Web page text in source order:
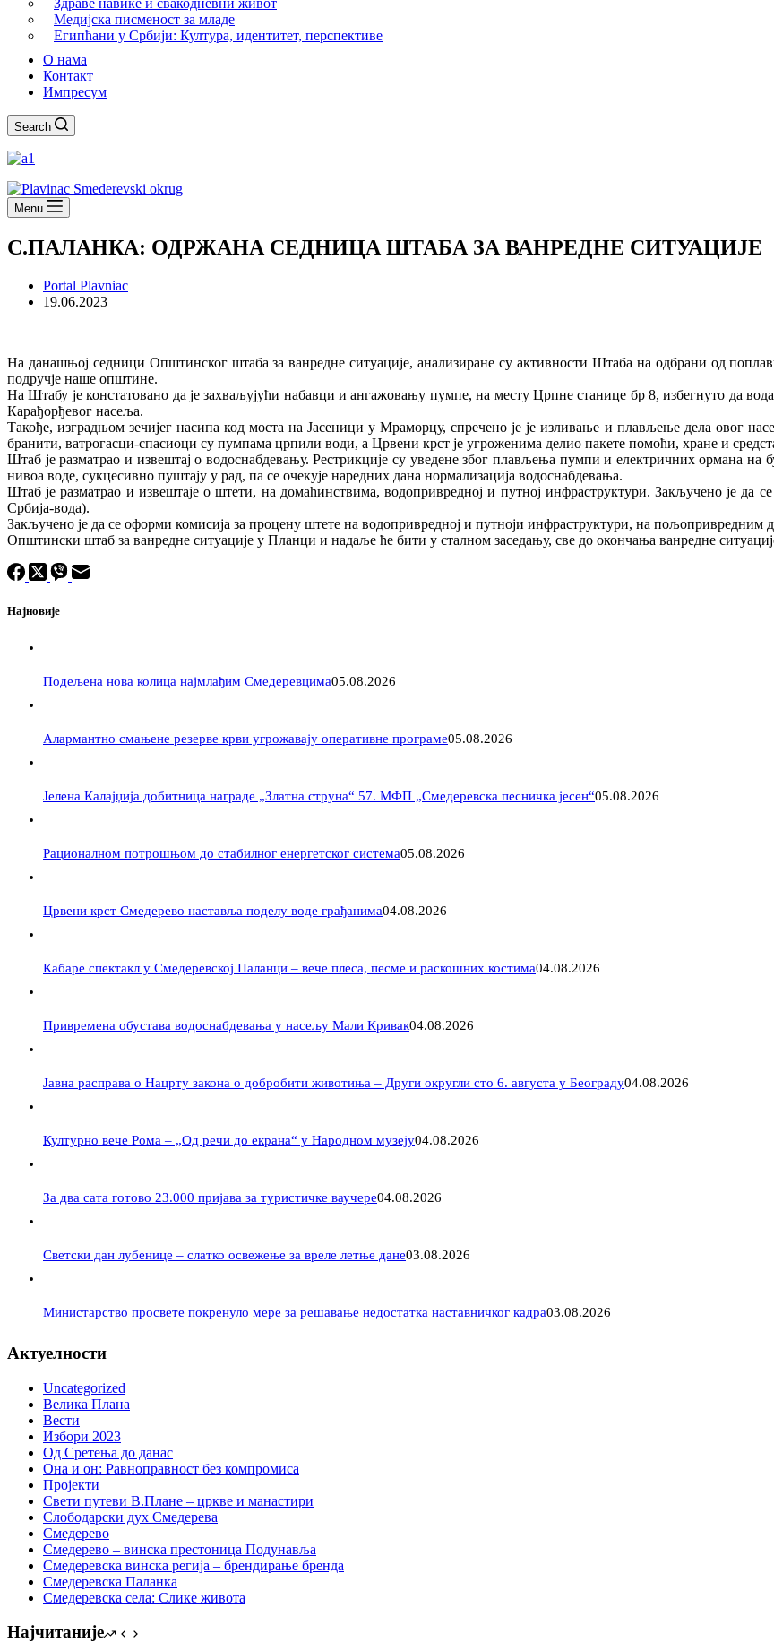
Здраве навике и свакодневни живот
Медијска писменост за младе
Египћани у Србији: Култура, идентитет, перспективе
О нама
Контакт
Импресум
Search
Menu
С.ПАЛАНКА: ОДРЖАНА СЕДНИЦА ШТАБА ЗА ВАНРЕДНЕ СИТУАЦИЈЕ
Portal Plavniac
19.06.2023
На данашњој седници Општинског штаба за ванредне ситуације, анализиране су активности Штаба на одбрани од
подручје наше општине.
На Штабу је констатовано да је захваљујући набавци и ангажовању пумпе, на месту Црпне станице бр 8, избегнуто да
Карађорђевог насеља.
Такође, изградњом зечијег насипа код моста на Јасеници у Мраморцу, спречено је је изливање и плављење дела овог
бранити, ватрогасци-спасиоци су пумпама црпили води, а Црвени крст је угроженима делио пакете помоћи, хране и
Штаб је разматрао и извештај о водоснабдевању. Рестрикције су уведене због плављења пумпи и електричних ормана
нивоа воде, сукцесивно пуштају у рад, па се очекује наредних дана нормализација водоснабдевања.
Штаб је разматрао и извештаје о штети, на домаћинствима, водопривредној и путној инфраструктури. Закључено је да
Србија-вода).
Закључено је да се оформи комисија за процену штете на водопривредној и путноји инфраструктури, на пољопривредним
Општински штаб за ванредне ситуације у Планци и надаље ће бити у сталном заседању, све до окончања ванредне
Најновије
Подељена нова колица најмлађим Смедеревцима05.08.2026
Алармантно смањене резерве крви угрожавају оперативне програме05.08.2026
Јелена Калајџија добитница награде „Златна струна“ 57. МФП „Смедеревска песничка јесен“05.08.2026
Рационалном потрошњом до стабилног енергетског система05.08.2026
Црвени крст Смедерево наставља поделу воде грађанима04.08.2026
Кабаре спектакл у Смедеревској Паланци – вече плеса, песме и раскошних костима04.08.2026
Привремена обустава водоснабдевања у насељу Мали Кривак04.08.2026
Јавна расправа о Нацрту закона о добробити животиња – Други округли сто 6. августа у Београду04.08.2026
Културно вече Рома – „Од речи до екрана“ у Народном музеју04.08.2026
За два сата готово 23.000 пријава за туристичке ваучере04.08.2026
Светски дан лубенице – слатко освежење за вреле летње дане03.08.2026
Министарство просвете покренуло мере за решавање недостатка наставничког кадра03.08.2026
Актуелности
Uncategorized
Велика Плана
Вести
Избори 2023
Од Сретења до данас
Она и он: Равноправност без компромиса
Пројекти
Свети путеви В.Плане – цркве и манастири
Слободарски дух Смедерева
Смедерево
Смедерево – винска престоница Подунавља
Смедеревска винска регија – брендирање бренда
Смедеревска Паланка
Смедеревска села: Слике живота
Најчитаније